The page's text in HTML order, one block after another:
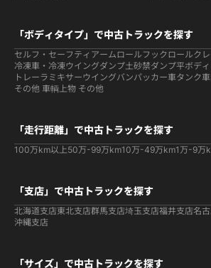
「ボディタイプ」で中古トラックを探す
セルフ・セーフティ アームロールフックロールク
冷凍車・冷凍ウイングダンプ土砂禁ダンプ平ボディ
トレーラ ミキサーウイングバンパッカー車タンク
その他 車輌上物 その他
「走行距離」で中古トラックを探す
100万km以上50万-99万km10万-49万km1万-9万
「支店」で中古トラックを探す
北海道支店東北支店群馬支店埼玉支店福井支店名
沖縄支店
「サイズ」で中古トラックを探す